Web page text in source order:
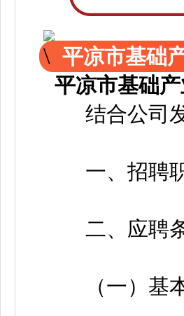
平凉市基础
平凉市基础
结合公司发
一、招聘职
二、应聘
（一）基